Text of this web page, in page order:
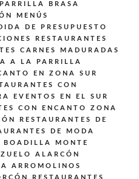
BRASA
MENÚS
DE PRESUPUESTO
RESTAURANTES
CARNES MADURADAS
A LA PARRILLA
EN ZONA SUR
CON
EVENTOS EN EL SUR
CON ENCANTO ZONA
RESTAURANTES DE
DE MODA
BOADILLA MONTE
ALARCÓN
ARROMOLINOS
RESTAURANTES